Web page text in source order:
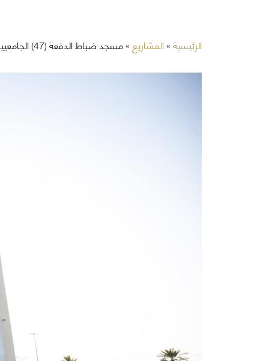
الرئيسية»المشاريع»مسجد ضباط الدفعة (47) الجامعيين كلية الملك فهد الأمنية